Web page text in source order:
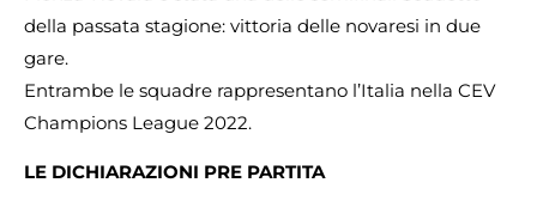
della passata stagione: vittoria delle novaresi in due
gare.
Entrambe le squadre rappresentano l’Italia nella CEV
Champions League 2022.
LE DICHIARAZIONI PRE PARTITA